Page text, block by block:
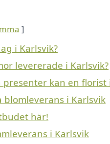
i Karlsvik?
levererade i Karlsvik?
kan en
i Karlsvik
här!
i Karlsvik